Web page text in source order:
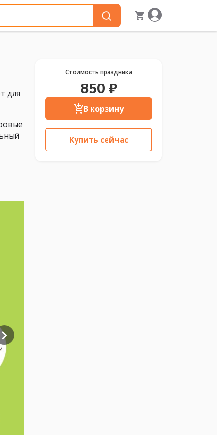
для
Стоимость праздника
850 ₽
В корзину
Купить сейчас